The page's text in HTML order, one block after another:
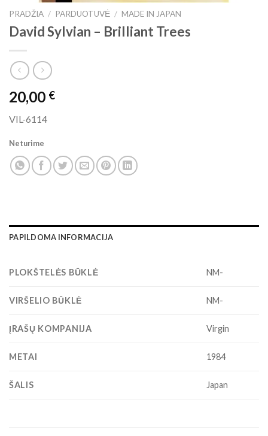
PRADŽIA / PARDUOTUVĖ / MADE IN JAPAN
David Sylvian ‎– Brilliant Trees
20,00 €
VIL-6114
Neturime
PAPILDOMA INFORMACIJA
PLOKŠTELĖS BŪKLĖ NM-
VIRŠELIO BŪKLĖ NM-
ĮRAŠŲ KOMPANIJA Virgin
METAI 1984
ŠALIS Japan